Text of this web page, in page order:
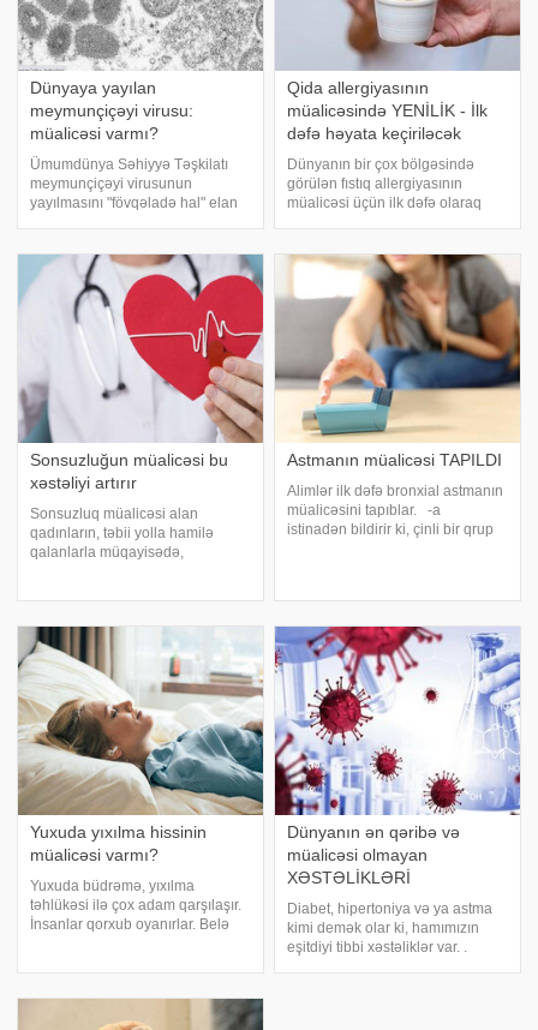
Dünyaya yayılan
meymunçiçəyi virusu:
müalicəsi varmı?
Ümumdünya Səhiyyə Təşkilatı
meymunçiçəyi virusunun
yayılmasını "fövqəladə hal" elan
verir ki, Mpox virusu (Monkeypox)
ortopoxvirus ailəsindən ola
Qida allergiyasının
müalicəsində YENİLİK - İlk
dəfə həyata keçiriləcək
Dünyanın bir çox bölgəsində
görülən fıstıq allergiyasının
müalicəsi üçün ilk dəfə olaraq
olunacaq. -a istinadən xəbər verir
ki, fıstıqlara qarşı immun
gücləndiric
Sonsuzluğun müalicəsi bu
xəstəliyi artırır
Sonsuzluq müalicəsi alan
qadınların, təbii yolla hamilə
qalanlarla müqayisədə,
ehtimalı iki dəfə çoxdur. -a
istinadən bildirir ki, bu nəticəy
Astmanın müalicəsi TAPILDI
Alimlər ilk dəfə bronxial astmanın
müalicəsini tapıblar. -a
istinadən bildirir ki, çinli bir qrup
Tsinghua-Peki
Yuxuda yıxılma hissinin
müalicəsi varmı?
Yuxuda büdrəmə, yıxılma
təhlükəsi ilə çox adam qarşılaşır.
İnsanlar qorxub oyanırlar. Belə
Ruhiyyə Rüstəmova bildirib ki,
Dünyanın ən qəribə və
müalicəsi olmayan
XƏSTƏLİKLƏRİ
Diabet, hipertoniya və ya astma
kimi demək olar ki, hamımızın
eşitdiyi tibbi xəstəliklər var. .